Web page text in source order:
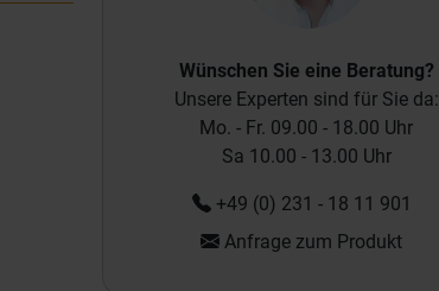
Wünschen Sie eine Beratung?
Unsere Experten sind für Sie da:
Mo. - Fr. 09.00 - 18.00 Uhr
Sa 10.00 - 13.00 Uhr
+49 (0) 231 - 18 11 901
Anfrage zum Produkt